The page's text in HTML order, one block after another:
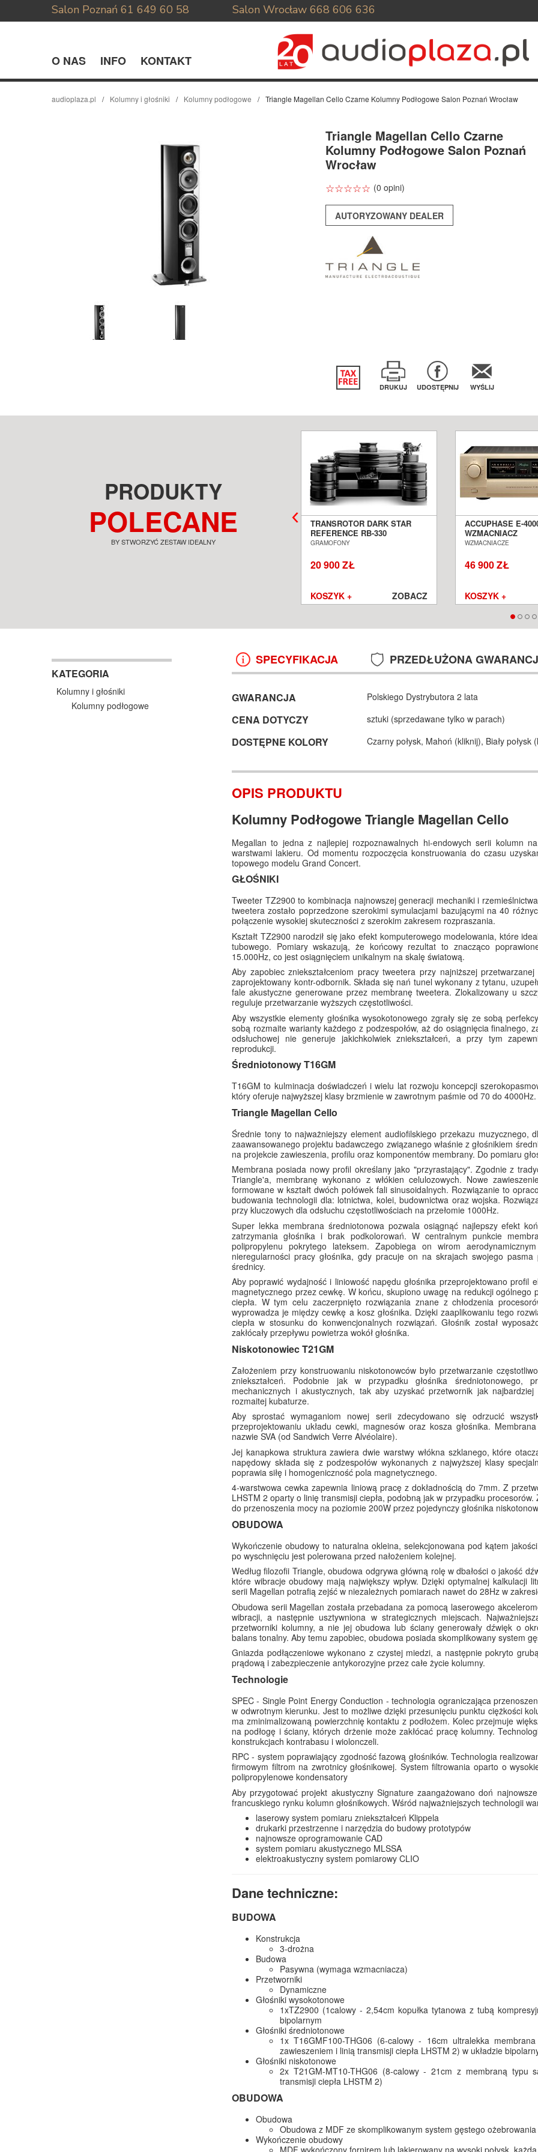
Salon Poznań 61 649 60 58 Salon Wrocław 668 606 636
O NAS INFO KONTAKT
audioplaza.pl Kolumny i głośniki Kolumny podłogowe Triangle Magellan Cello Czarne Kolumny Podłogowe Salon Poznań Wrocław
Triangle Magellan Cello Czarne
Kolumny Podłogowe Salon Poznań
Wrocław
☆☆☆☆☆
★★★★★ (0 opini)
AUTORYZOWANY DEALER
DRUKUJ UDOSTĘPNIJ WYŚLIJ
PRODUKTY
POLECANE
BY STWORZYĆ ZESTAW IDEALNY
CZARNY LAKIER KOLUMNY
PODŁOGOWE SALON POZNAŃ
GRAHAM AUDIO LS5/9F BBC
OAK KOLUMNY PODŁOGOWE
SALON POZNAŃ WROCŁAW
KOLUMNY I GŁOŚNIKI
TRANSROTOR DARK STAR
REFERENCE RB-330
GRAMOFON ANALOGOWY
GRAMOFONY
20 900 ZŁ
KOSZYK + ZOBACZ
ACCUPHASE E-
WZMACNIACZ
ZINTEGROWANY
WZMACNIACZE
46 900 ZŁ
KOSZYK +
KATEGORIA
Kolumny i głośniki
Kolumny podłogowe
SPECYFIKACJA PRZEDŁUŻONA
GWARANCJA Polskiego Dystrybutora 2 lata
CENA DOTYCZY sztuki (sprzedawane tylko w parach)
DOSTĘPNE KOLORY Czarny połysk, Mahoń (kliknij), Biały połysk (
OPIS PRODUKTU
Kolumny Podłogowe Triangle Magellan Cello
Megallan to jedna z najlepiej rozpoznawalnych hi-endowych serii kolumn
warstwami lakieru. Od momentu rozpoczęcia konstruowania do czasu
topowego modelu Grand Concert.
GŁOŚNIKI
Tweeter TZ2900 to kombinacja najnowszej generacji mechaniki i
tweetera zostało poprzedzone szerokimi symulacjami bazującymi na 40
połączenie wysokiej skuteczności z szerokim zakresem rozpraszania.
Kształt TZ2900 narodził się jako efekt komputerowego modelowania, które
tubowego. Pomiary wskazują, że końcowy rezultat to znacząco
15.000Hz, co jest osiągnięciem unikalnym na skalę światową.
Aby zapobiec zniekształceniom pracy tweetera przy najniższej
zaprojektowany kontr-odbornik. Składa się nań tunel wykonany z tytanu,
fale akustyczne generowane przez membranę tweetera. Zlokalizowany u
reguluje przetwarzanie wyższych częstotliwości.
Aby wszystkie elementy głośnika wysokotonowego zgrały się ze sobą
sobą rozmaite warianty każdego z podzespołów, aż do osiągnięcia finalnego,
odsłuchowej nie generuje jakichkolwiek zniekształceń, a przy tym
reprodukcji.
Średniotonowy T16GM
T16GM to kulminacja doświadczeń i wielu lat rozwoju koncepcji
który oferuje najwyższej klasy brzmienie w zawrotnym paśmie od 70 do 4000Hz.
Triangle Magellan Cello
Średnie tony to najważniejszy element audiofilskiego przekazu muzycznego,
zaawansowanego projektu badawczego związanego właśnie z głośnikiem
na projekcie zawieszenia, profilu oraz komponentów membrany. Do pomiaru
Membrana posiada nowy profil określany jako "przyrastający". Zgodnie z
Triangle'a, membranę wykonano z włókien celulozowych. Nowe
formowane w kształt dwóch połówek fali sinusoidalnych. Rozwiązanie to
budowania technologii dla: lotnictwa, kolei, budownictwa oraz wojska.
przy kluczowych dla odsłuchu częstotliwościach na przełomie 1000Hz.
Super lekka membrana średniotonowa pozwala osiągnąć najlepszy efekt
zatrzymania głośnika i brak podkolorowań. W centralnym punkcie
polipropylenu pokrytego lateksem. Zapobiega on wirom
nieregularności pracy głośnika, gdy pracuje on na skrajach swojego
średnicy.
Aby poprawić wydajność i liniowość napędu głośnika przeprojektowano profil
magnetycznego przez cewkę. W końcu, skupiono uwagę na redukcji ogólnego
ciepła. W tym celu zaczerpnięto rozwiązania znane z chłodzenia
wyprowadza je między cewkę a kosz głośnika. Dzięki zaaplikowaniu tego
ciepła w stosunku do konwencjonalnych rozwiązań. Głośnik został
zakłócały przepływu powietrza wokół głośnika.
Niskotonowiec T21GM
Założeniem przy konstruowaniu niskotonowców było przetwarzanie
zniekształceń. Podobnie jak w przypadku głośnika średniotonowego,
mechanicznych i akustycznych, tak aby uzyskać przetwornik jak
rozmaitej kubaturze.
Aby sprostać wymaganiom nowej serii zdecydowano się odrzucić
przeprojektowaniu układu cewki, magnesów oraz kosza głośnika.
nazwie SVA (od Sandwich Verre Alvéolaire).
Jej kanapkowa struktura zawiera dwie warstwy włókna szklanego, które
napędowy składa się z podzespołów wykonanych z najwyższej klasy
poprawia siłę i homogeniczność pola magnetycznego.
4-warstwowa cewka zapewnia liniową pracę z dokładnością do 7mm. Z
LHSTM 2 oparty o linię transmisji ciepła, podobną jak w przypadku
do przenoszenia mocy na poziomie 200W przez pojedynczy głośnika
OBUDOWA
Wykończenie obudowy to naturalna okleina, selekcjonowana pod kątem
po wyschnięciu jest polerowana przed nałożeniem kolejnej.
Według filozofii Triangle, obudowa odgrywa główną rolę w dbałości o jakość
które wibracje obudowy mają największy wpływ. Dzięki optymalnej kalkulacji
serii Magellan potrafią zejść w niezależnych pomiarach nawet do 28Hz w
Obudowa serii Magellan została przebadana za pomocą laserowego
wibracji, a następnie usztywniona w strategicznych miejscach.
przetworniki kolumny, a nie jej obudowa lub ściany generowały dźwięk o
balans tonalny. Aby temu zapobiec, obudowa posiada skomplikowany system
Gniazda podłączeniowe wykonano z czystej miedzi, a następnie pokryto
prądową i zabezpieczenie antykorozyjne przez całe życie kolumny.
Technologie
SPEC - Single Point Energy Conduction - technologia ograniczająca
w odwrotnym kierunku. Jest to możliwe dzięki przesunięciu punktu ciężkości
ma zminimalizowaną powierzchnię kontaktu z podłożem. Kolec przejmuje
na podłogę i ściany, których drżenie może zakłócać pracę kolumny.
konstrukcjach kontrabasu i wiolonczeli.
RPC - system poprawiający zgodność fazową głośników. Technologia
firmowym filtrom na zwrotnicy głośnikowej. System filtrowania oparto o
polipropylenowe kondensatory
Aby przygotować projekt akustyczny Signature zaangażowano doń
francuskiego rynku kolumn głośnikowych. Wśród najważniejszych technologii
laserowy system pomiaru zniekształceń Klippela
drukarki przestrzenne i narzędzia do budowy prototypów
najnowsze oprogramowanie CAD
system pomiaru akustycznego MLSSA
elektroakustyczny system pomiarowy CLIO
Dane techniczne:
BUDOWA
Konstrukcja
3-drożna
Budowa
Pasywna (wymaga wzmacniacza)
Przetworniki
Dynamiczne
Głośniki wysokotonowe
1xTZ2900 (1calowy - 2,54cm kopułka tytanowa z tubą
bipolarnym
Głośniki średniotonowe
1x T16GMF100-THG06 (6-calowy - 16cm ultralekka
zawieszeniem i linią transmisji ciepła LHSTM 2) w układzie
Głośniki niskotonowe
2x T21GM-MT10-THG06 (8-calowy - 21cm z membraną typu
transmisji ciepła LHSTM 2)
OBUDOWA
Obudowa
Obudowa z MDF ze skomplikowanym system gęstego
Wykończenie obudowy
MDF wykończony fornirem lub lakierowany na wysoki połysk.